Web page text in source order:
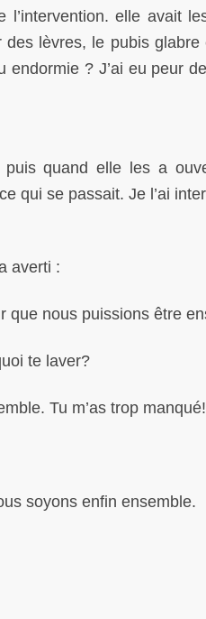
elle avait
lèvres, le pubis
? J’ai eu peur
quand elle les a
qui se passait. Je l’ai
averti :
que nous puissions être
te laver?
Tu m’as trop manqué!
soyons enfin ensemble.